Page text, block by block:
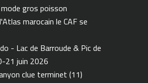
gros poisson
marocain le CAF se
- Lac de Barroude & Pic de
21 juin 2026
clue terminet (11)